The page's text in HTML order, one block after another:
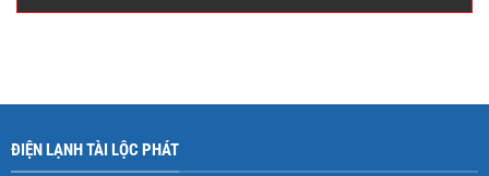
ĐIỆN LẠNH TÀI LỘC PHÁT